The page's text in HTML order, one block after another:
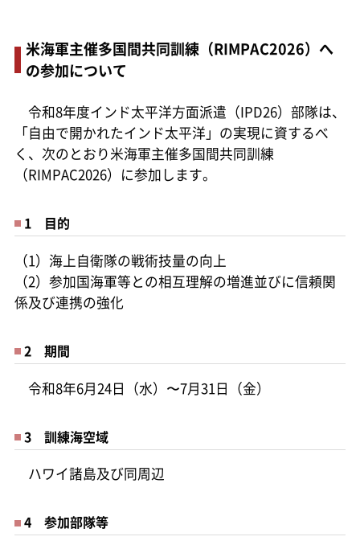
米海軍主催多国間共同訓練（RIMPAC2026）へ
の参加について
令和8年度インド太平洋方面派遣（IPD26）部隊は、
「自由で開かれたインド太平洋」の実現に資するべ
く、次のとおり米海軍主催多国間共同訓練
（RIMPAC2026）に参加します。
1 目的
（1）海上自衛隊の戦術技量の向上
（2）参加国海軍等との相互理解の増進並びに信頼関
係及び連携の強化
2 期間
令和8年6月24日（水）〜7月31日（金）
3 訓練海空域
ハワイ諸島及び同周辺
4 参加部隊等